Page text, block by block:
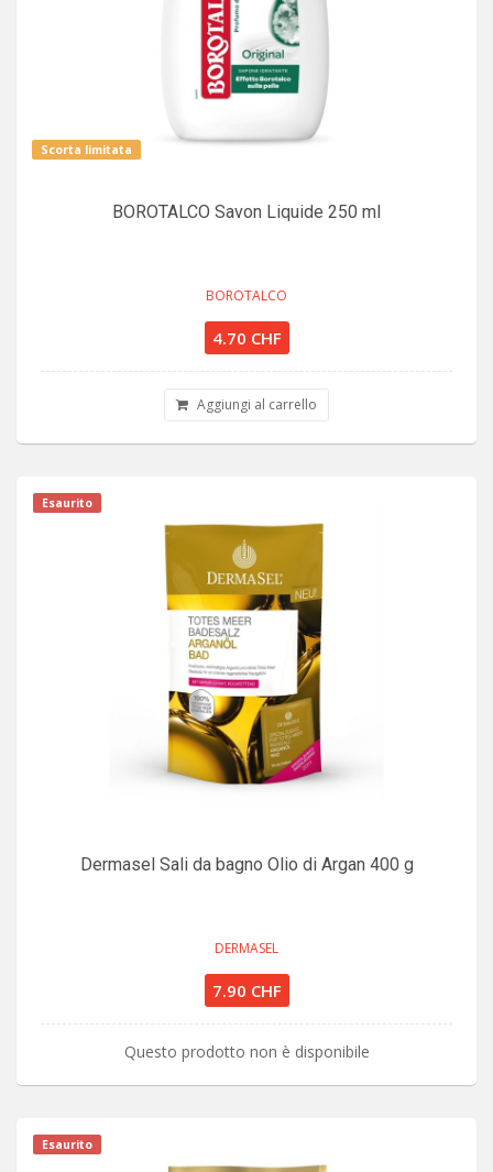
Scorta limitata
BOROTALCO Savon Liquide 250 ml
BOROTALCO
4.70 CHF
Aggiungi al carrello
Esaurito
Dermasel Sali da bagno Olio di Argan 400 g
DERMASEL
7.90 CHF
Questo prodotto non è disponibile
Esaurito